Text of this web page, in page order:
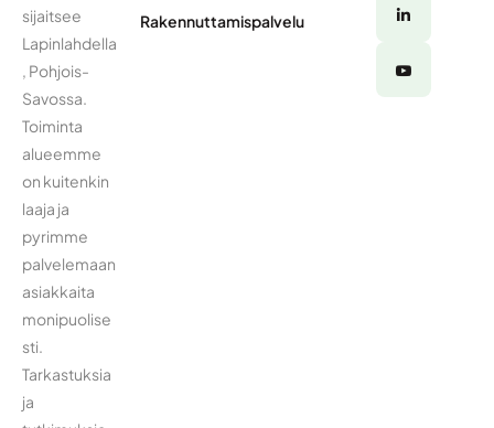
sijaitsee
Lapinlahdella
, Pohjois-
Savossa.
Toiminta
alueemme
on kuitenkin
laaja ja
pyrimme
palvelemaan
asiakkaita
monipuolise
sti.
Tarkastuksia
ja
Rakennuttamispalvelu